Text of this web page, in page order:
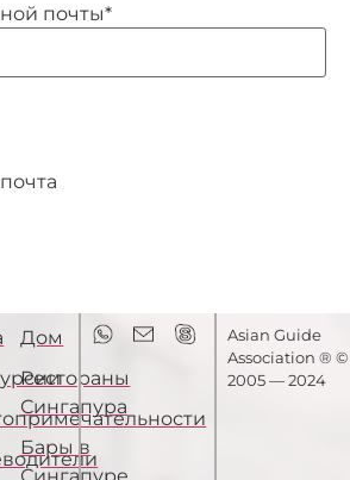
почты*
Дом
Рестораны
Сингапура
Бары в
Asian Guide
Association ® ©
2005 — 2024